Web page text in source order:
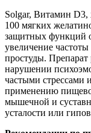
Solgar, Витамин D3,
100 мягких
защитных функций
увеличение
простуды. Препарат
нарушении
частыми стрессами
применению
мышечной и
усталости или